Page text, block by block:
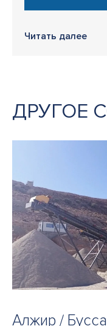
Читать далее
ДРУГОЕ
Алжир /